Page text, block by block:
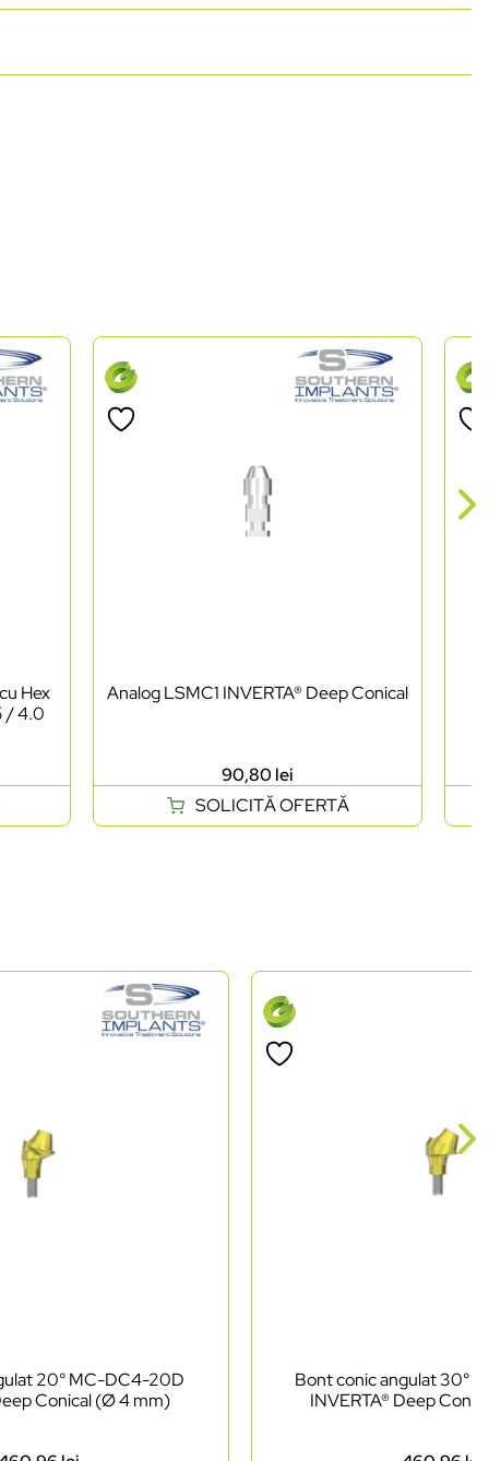
Hex
/ 4.0
Analog LSMC1 INVERTA® Deep Conical
90,80 lei
SOLICITĂ OFERTĂ
20° MC-DC4-20D
Conical (Ø 4 mm)
Bont conic angulat 30°
INVERTA® Deep